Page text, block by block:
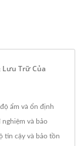
Lưu Trữ Của
ẩm và ổn định
nghiệm và bảo
tin cậy và bảo tồn